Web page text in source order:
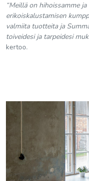
“Meillä on hihoissamme
erikoiskalustamisen
valmiita tuotteita ja
toiveidesi ja tarpeidesi
kertoo.